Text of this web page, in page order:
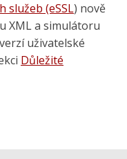
služeb (eSSL) nově
XML a simulátoru
uživatelské
Důležité